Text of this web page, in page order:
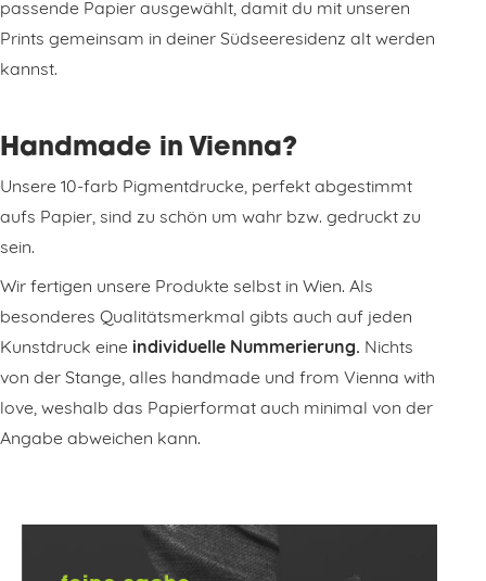
passende Papier ausgewählt, damit du mit unseren
Prints gemeinsam in deiner Südseeresidenz alt werden
kannst.
Handmade in Vienna?
Unsere 10-farb Pigmentdrucke, perfekt abgestimmt
aufs Papier, sind zu schön um wahr bzw. gedruckt zu
sein.
Wir fertigen unsere Produkte selbst in Wien. Als
besonderes Qualitätsmerkmal gibts auch auf jeden
Kunstdruck eine individuelle Nummerierung. Nichts
von der Stange, alles handmade und from Vienna with
love, weshalb das Papierformat auch minimal von der
Angabe abweichen kann.